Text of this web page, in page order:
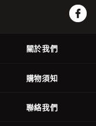
關於我們
購物須知
聯絡我們